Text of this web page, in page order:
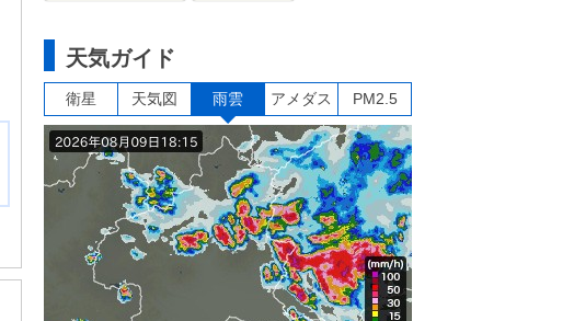
天気ガイド
衛星 天気図 雨雲 アメダス PM2.5